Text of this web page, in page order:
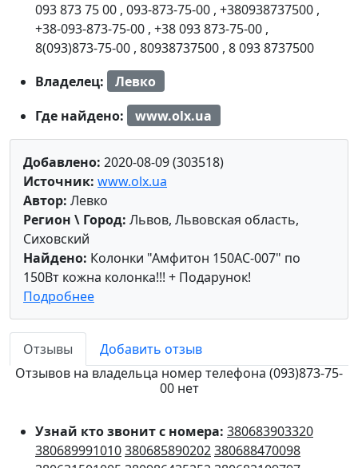
093 873 75 00 , 093-873-75-00 , +380938737500 ,
+38-093-873-75-00 , +38 093 873-75-00 ,
8(093)873-75-00 , 80938737500 , 8 093 8737500
Владелец:
Левко
Где найдено:
www.olx.ua
Добавлено: 2020-08-09 (303518)
Источник: www.olx.ua
Автор: Левко
Регион \ Город: Львов, Львовская область,
Сиховский
Найдено: Колонки "Амфитон 150АС-007" по
150Вт кожна колонка!!! + Подарунок!
Подробнее
Отзывы
Добавить отзыв
Отзывов на владельца номер телефона (093)873-75-
00 нет
Узнай кто звонит с номера: 380683903320
380689991010380685890202380688470098